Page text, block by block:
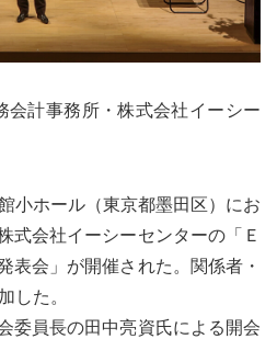
会計事務所・株式会社イーシー
小ホール（東京都墨田区）にお
式会社イーシーセンターの「Ｅ
表会」が開催された。関係者・
した。
委員長の田中亮資氏による開会